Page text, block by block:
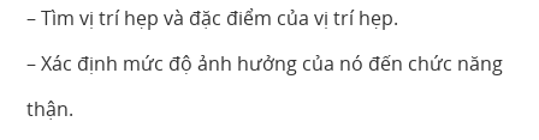
– Tìm vị trí hẹp và đặc điểm của vị trí hẹp.
– Xác định mức độ ảnh hưởng của nó đến chức năng
thận.